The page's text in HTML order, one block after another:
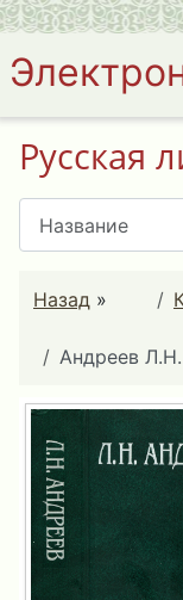
Русская
Назад »
Андреев Л.Н.